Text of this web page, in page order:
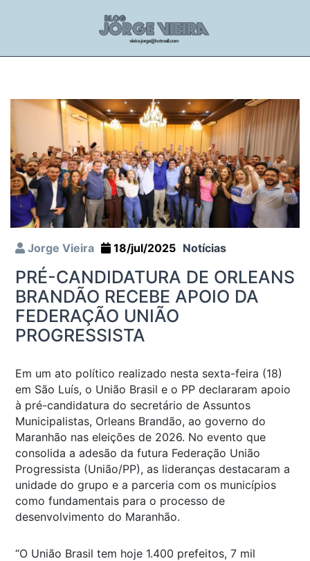
Jorge Vieira 18/jul/2025 Notícias
PRÉ-CANDIDATURA DE ORLEANS
BRANDÃO RECEBE APOIO DA
FEDERAÇÃO UNIÃO
PROGRESSISTA
Em um ato político realizado nesta sexta-feira (18)
em São Luís, o União Brasil e o PP declararam apoio
à pré-candidatura do secretário de Assuntos
Municipalistas, Orleans Brandão, ao governo do
Maranhão nas eleições de 2026. No evento que
consolida a adesão da futura Federação União
Progressista (União/PP), as lideranças destacaram a
unidade do grupo e a parceria com os municípios
como fundamentais para o processo de
desenvolvimento do Maranhão.
“O União Brasil tem hoje 1.400 prefeitos, 7 mil